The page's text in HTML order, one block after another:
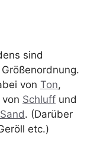
sind
von Ton,
Schluff und
Sand. (Darüber
etc.)